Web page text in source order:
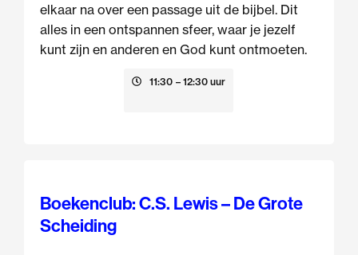
elkaar na over een passage uit de bijbel. Dit
alles in een ontspannen sfeer, waar je jezelf
kunt zijn en anderen en God kunt ontmoeten.
11:30 – 12:30 uur
Boekenclub: C.S. Lewis – De Grote
Scheiding